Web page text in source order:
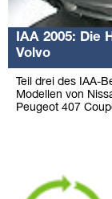
IAA 2005: Die
Volvo
Teil drei des IAA-
Modellen von
Peugeot 407